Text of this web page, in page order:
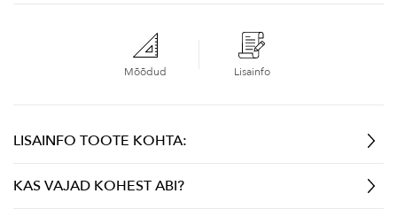
Mõõdud Lisainfo
LISAINFO TOOTE KOHTA:
KAS VAJAD KOHEST ABI?